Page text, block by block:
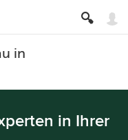
in
in Ihrer